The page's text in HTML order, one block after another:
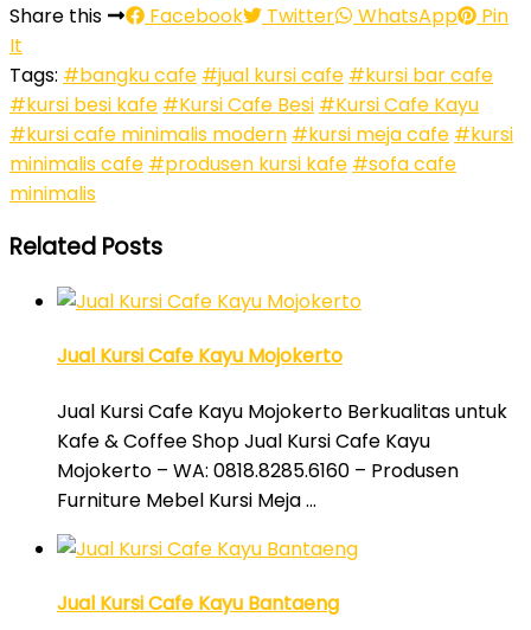
Share this Facebook Twitter WhatsApp
Pin
It
Tags: #bangku cafe #jual kursi cafe #kursi bar cafe
#kursi besi kafe #Kursi Cafe Besi #Kursi Cafe Kayu
#kursi cafe minimalis modern #kursi meja cafe #kursi
minimalis cafe #produsen kursi kafe #sofa cafe
minimalis
Related Posts
Jual Kursi Cafe Kayu Mojokerto
Jual Kursi Cafe Kayu Mojokerto Berkualitas untuk
Kafe & Coffee Shop Jual Kursi Cafe Kayu
Mojokerto – WA: 0818.8285.6160 – Produsen
Furniture Mebel Kursi Meja …
Jual Kursi Cafe Kayu Bantaeng